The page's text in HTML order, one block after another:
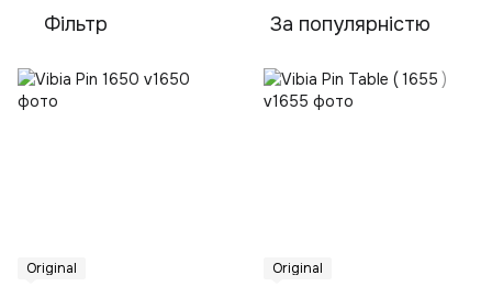
Фільтр За популярністю
Original Original